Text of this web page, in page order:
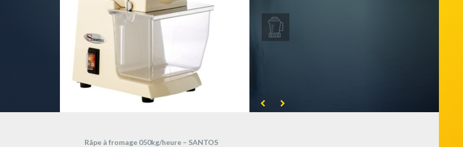
Râpe à fromage 050kg/heure – SANTOS